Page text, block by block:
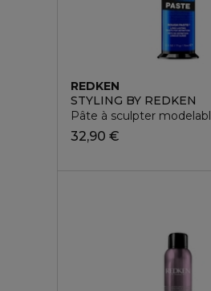
REDKEN
STYLING BY REDKEN
Pâte à sculpter
32,90 €